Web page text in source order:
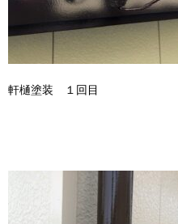
軒樋塗装 １回目